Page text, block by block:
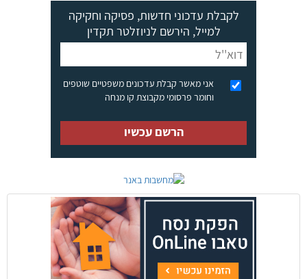
לקבלת עדכוני חדשות, פסיקה וחקיקה
למייל, הירשם לניוזלטר תקדין
אני מאשר קבלת עדכונים משפטיים שוטפים
וחומר פרסומי מקבוצת קו מנחה
הרשם עכשיו